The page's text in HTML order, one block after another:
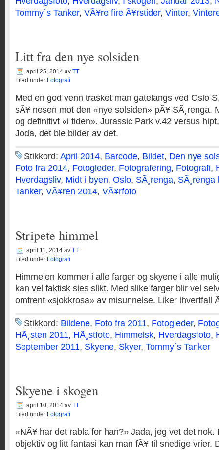
Tommy`s Tanker, VÃ¥re fire Ã¥rstider, Vinter,
Litt fra den nye solsiden
april 25, 2014 av TT
Filed under Fotografi
Med en god venn trasket man gatelangs ved Oslo
sÃ¥ nesen mot den «nye solsiden» pÃ¥ SÃ¸renga.
og definitivt «i tiden». Jurassic Park v.42 versus
Joda, det ble bilder av det.
Stikkord: April 2014, Barcode, Bildet, Den nye
Foto fra 2014, Fotogleder, Fotografering, Fotografi,
Hverdagsliv, Midt i byen, Oslo, SÃ¸renga, SÃ¸renga
Tanker, VÃ¥ren 2014, VÃ¥rfoto
Stripete himmel
april 11, 2014 av TT
Filed under Fotografi
Himmelen kommer i alle farger og skyene i alle
kan vel faktisk sies slikt. Med slike farger blir vel
omtrent «sjokkrosa» av misunnelse. Liker ihvertfall
Stikkord: Bildene, Foto fra 2011, Fotogleder,
HÃ¸sten 2011, HÃ¸stfoto, Himmelsk, Hverdagsfoto,
September 2011, Skyene, Skyer, Tommy`s Tanker
Skyene i skogen
april 10, 2014 av TT
Filed under Fotografi
«NÃ¥ har det rabla for han?» Jada, jeg vet det nok.
objektiv og litt fantasi kan man fÃ¥ til snedige vrier.